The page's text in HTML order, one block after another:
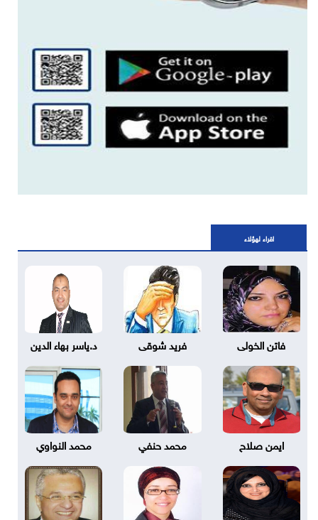
اقراء لهؤلاء
فاتن الخولى فريد شوقى د.ياسر بهاء الدين
ايمن صلاح محمد حنفي محمد النواوي